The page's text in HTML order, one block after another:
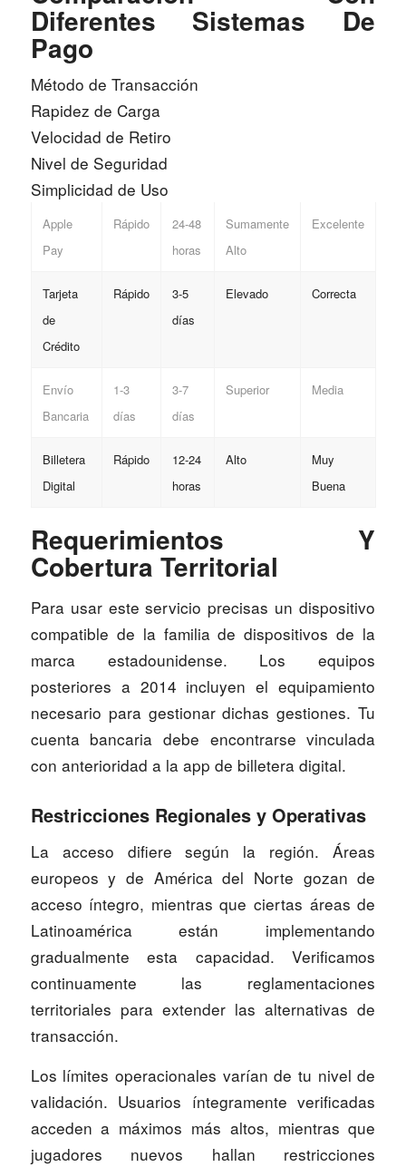
Diferentes Sistemas De
Pago
Método de Transacción
Rapidez de Carga
Velocidad de Retiro
Nivel de Seguridad
Simplicidad de Uso
Apple
Pay
Rápido
24-48
horas
Sumamente
Alto
Excelente
Tarjeta
de
Crédito
Rápido
3-5
días
Elevado Correcta
Envío
Bancaria
1-3
días
3-7
días
Superior Media
Billetera
Digital
Rápido
12-24
horas
Alto
Muy
Buena
Requerimientos Y
Cobertura Territorial
Para usar este servicio precisas un dispositivo
compatible de la familia de dispositivos de la
marca estadounidense. Los equipos
posteriores a 2014 incluyen el equipamiento
necesario para gestionar dichas gestiones. Tu
cuenta bancaria debe encontrarse vinculada
con anterioridad a la app de billetera digital.
Restricciones Regionales y Operativas
La acceso difiere según la región. Áreas
europeos y de América del Norte gozan de
acceso íntegro, mientras que ciertas áreas de
Latinoamérica están implementando
gradualmente esta capacidad. Verificamos
continuamente las reglamentaciones
territoriales para extender las alternativas de
transacción.
Los límites operacionales varían de tu nivel de
validación. Usuarios íntegramente verificadas
acceden a máximos más altos, mientras que
jugadores nuevos hallan restricciones